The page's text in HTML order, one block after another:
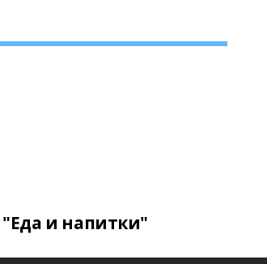
"Еда и напитки"